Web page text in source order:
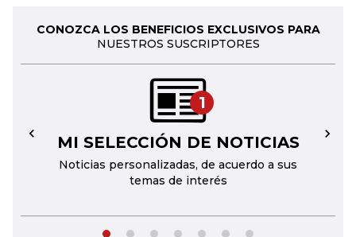
CONOZCA LOS BENEFICIOS EXCLUSIVOS PARA
NUESTROS SUSCRIPTORES
1
MI SELECCIÓN DE NOTICIAS
Noticias personalizadas, de acuerdo a sus
temas de interés
← →